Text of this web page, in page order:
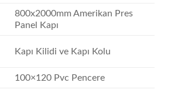
800x2000mm Amerikan Pres
Panel Kapı
Kapı Kilidi ve Kapı Kolu
100×120 Pvc Pencere